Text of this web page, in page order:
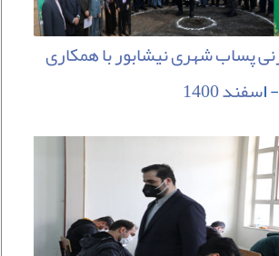
پساب شهری نیشابور با همکاری
اسفند 1400